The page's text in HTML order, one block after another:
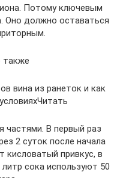
Потому ключевым
Оно должно оставаться
также
вина из ранеток и как
частями. В первый раз
2 суток после начала
кисловатый привкус, в
сока используют 50